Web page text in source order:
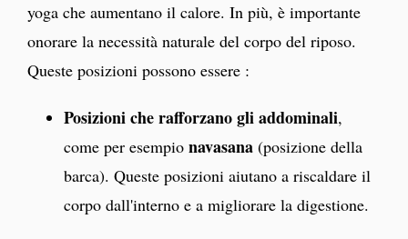
yoga che aumentano il calore. In più, è importante
onorare la necessità naturale del corpo del riposo.
Queste posizioni possono essere :
Posizioni che rafforzano gli addominali,
come per esempio navasana (posizione della
barca). Queste posizioni aiutano a riscaldare il
corpo dall'interno e a migliorare la digestione.